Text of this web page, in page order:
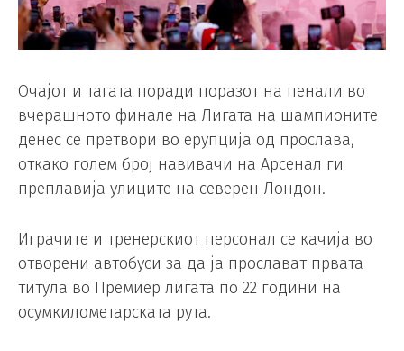
Очајот и тагата поради поразот на пенали во
вчерашното финале на Лигата на шампионите
денес се претвори во ерупција од прослава,
откако голем број навивачи на Арсенал ги
преплавија улиците на северен Лондон.
Играчите и тренерскиот персонал се качија во
отворени автобуси за да ја прослават првата
титула во Премиер лигата по 22 години на
осумкилометарската рута.